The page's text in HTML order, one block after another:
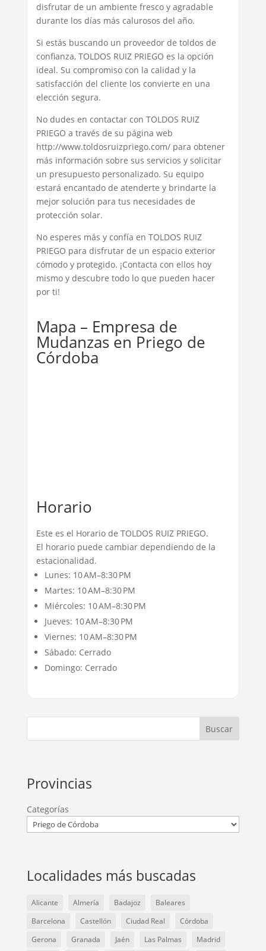
disfrutar de un ambiente fresco y agradable
durante los días más calurosos del año.
Si estás buscando un proveedor de toldos de
confianza, TOLDOS RUIZ PRIEGO es la opción
ideal. Su compromiso con la calidad y la
satisfacción del cliente los convierte en una
elección segura.
No dudes en contactar con TOLDOS RUIZ
PRIEGO a través de su página web
http://www.toldosruizpriego.com/ para obtener
más información sobre sus servicios y solicitar
un presupuesto personalizado. Su equipo
estará encantado de atenderte y brindarte la
mejor solución para tus necesidades de
protección solar.
No esperes más y confía en TOLDOS RUIZ
PRIEGO para disfrutar de un espacio exterior
cómodo y protegido. ¡Contacta con ellos hoy
mismo y descubre todo lo que pueden hacer
por ti!
Mapa – Empresa de
Mudanzas en Priego de
Córdoba
Horario
Este es el Horario de TOLDOS RUIZ PRIEGO.
El horario puede cambiar dependiendo de la
estacionalidad.
Lunes: 10 AM–8:30 PM
Martes: 10 AM–8:30 PM
Miércoles: 10 AM–8:30 PM
Jueves: 10 AM–8:30 PM
Viernes: 10 AM–8:30 PM
Sábado: Cerrado
Domingo: Cerrado
Buscar
Provincias
Categorías
Localidades más buscadas
Alicante Almería Badajoz
Baleares
Barcelona
Castellón Ciudad Real
Córdoba
Gerona
Granada Jaén Las Palmas Madrid